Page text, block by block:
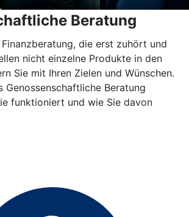
Beratung
die erst zuhört und
nicht einzelne Produkte in den
Sie mit Ihren Zielen und Wünschen.
Genossenschaftliche Beratung
funktioniert und wie Sie davon